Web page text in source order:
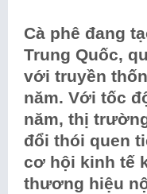
Cà phê đang
Trung Quốc,
với truyền
năm. Với tốc
năm, thị
đổi thói quen
cơ hội kinh tế
thương hiệu